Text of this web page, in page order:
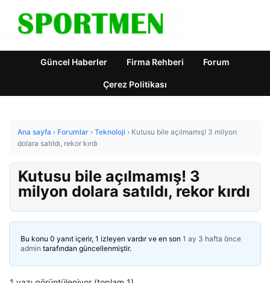
Güncel Haberler Firma Rehberi Forum
Çerez Politikası
Ana sayfa › Forumlar › Teknoloji › Kutusu bile açılmamış! 3 milyon
dolara satıldı, rekor kırdı
Kutusu bile açılmamış! 3
milyon dolara satıldı, rekor kırdı
Bu konu 0 yanıt içerir, 1 izleyen vardır ve en son 1 ay 3 hafta önce
admin tarafından güncellenmiştir.